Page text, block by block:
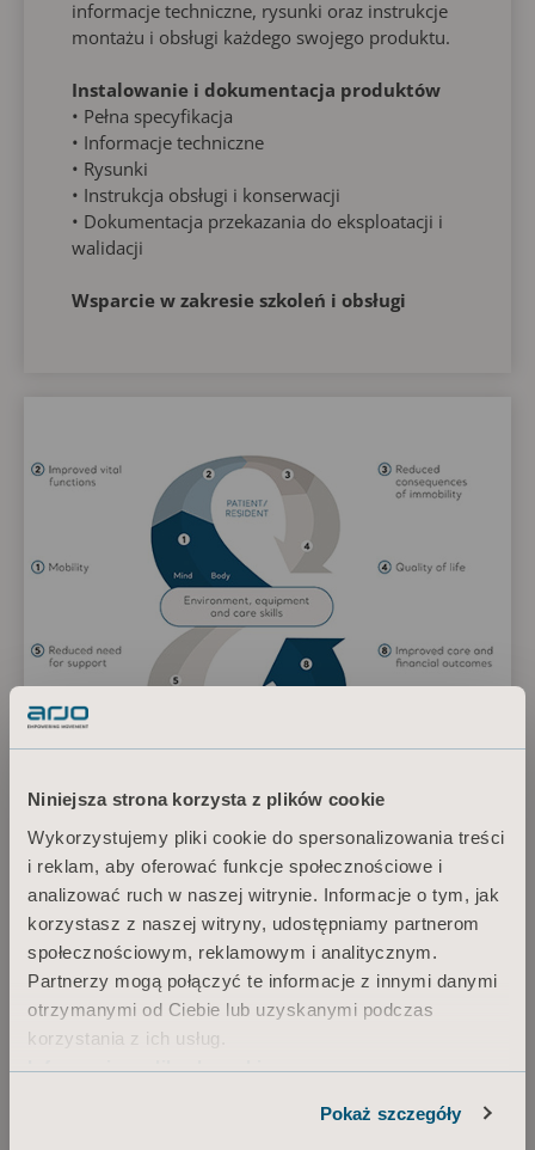
Niniejsza strona korzysta z plików cookie
Wykorzystujemy pliki cookie do spersonalizowania treści
i reklam, aby oferować funkcje społecznościowe i
analizować ruch w naszej witrynie. Informacje o tym, jak
korzystasz z naszej witryny, udostępniamy partnerom
społecznościowym, reklamowym i analitycznym.
Partnerzy mogą połączyć te informacje z innymi danymi
otrzymanymi od Ciebie lub uzyskanymi podczas
korzystania z ich usług.
Informacja o plikach cookie
Pokaż szczegóły
informacje techniczne, rysunki oraz instrukcje
montażu i obsługi każdego swojego produktu.
Instalowanie i dokumentacja produktów
• Pełna specyfikacja
• Informacje techniczne
• Rysunki
• Instrukcja obsługi i konserwacji
• Dokumentacja przekazania do eksploatacji i
walidacji
Wsparcie w zakresie szkoleń i obsługi
W naszej pracy bazujemy na filozofii Positive
Eight™, która powstaje z połączenia
środowiska, wyposażenia i umiejętności
opiekuńczych. Jest wizualizacją potencjalnych
mobilności. Zapewniając odpowiednią